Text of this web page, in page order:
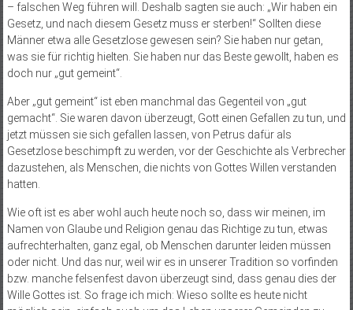
– falschen Weg führen will. Deshalb sagten sie auch: „Wir haben ein
Gesetz, und nach diesem Gesetz muss er sterben!“ Sollten diese
Männer etwa alle Gesetzlose gewesen sein? Sie haben nur getan,
was sie für richtig hielten. Sie haben nur das Beste gewollt, haben es
doch nur „gut gemeint“.
Aber „gut gemeint“ ist eben manchmal das Gegenteil von „gut
gemacht“. Sie waren davon überzeugt, Gott einen Gefallen zu tun, und
jetzt müssen sie sich gefallen lassen, von Petrus dafür als
Gesetzlose beschimpft zu werden, vor der Geschichte als Verbrecher
dazustehen, als Menschen, die nichts von Gottes Willen verstanden
hatten.
Wie oft ist es aber wohl auch heute noch so, dass wir meinen, im
Namen von Glaube und Religion genau das Richtige zu tun, etwas
aufrechterhalten, ganz egal, ob Menschen darunter leiden müssen
oder nicht. Und das nur, weil wir es in unserer Tradition so vorfinden
bzw. manche felsenfest davon überzeugt sind, dass genau dies der
Wille Gottes ist. So frage ich mich: Wieso sollte es heute nicht